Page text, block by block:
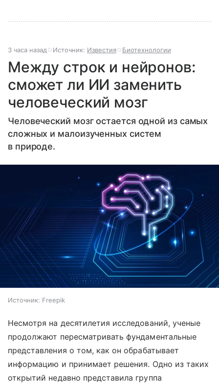
3 часа назад Источник: Известия Биотехнологии
Между строк и нейронов:
сможет ли ИИ заменить
человеческий мозг
Человеческий мозг остается одной из самых
сложных и малоизученных систем
в природе.
Источник: Freepik
Несмотря на десятилетия исследований, ученые
продолжают пересматривать фундаментальные
представления о том, как он обрабатывает
информацию и принимает решения. Одно из таких
открытий недавно представила группа